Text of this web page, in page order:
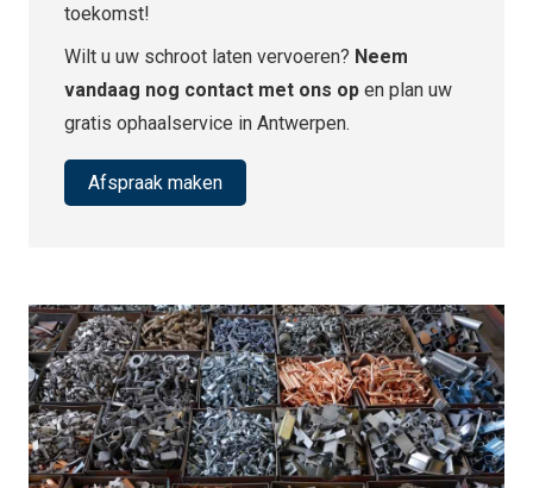
toekomst!
Wilt u uw schroot laten vervoeren? Neem
vandaag nog contact met ons op en plan uw
gratis ophaalservice in Antwerpen.
Afspraak maken